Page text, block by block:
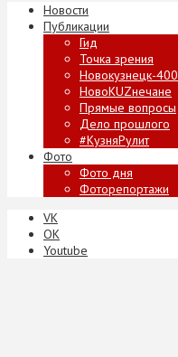
Новости
Публикации
Гид
Точка зрения
Новокузнецк-400
НовоKUZнечане
Прямые вопросы
Дело прошлого
#КузняРулит
Фото
Фото дня
Фоторепортажи
VK
ОК
Youtube